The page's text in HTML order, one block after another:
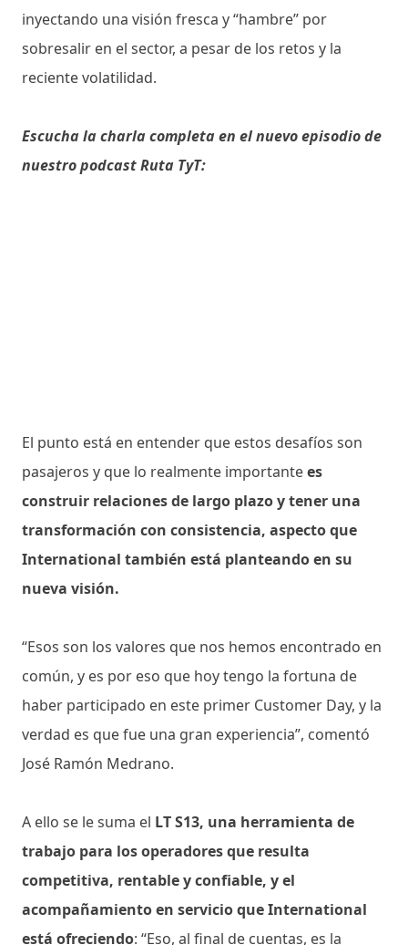
inyectando una visión fresca y “hambre” por
sobresalir en el sector, a pesar de los retos y la
reciente volatilidad.
Escucha la charla completa en el nuevo episodio de
nuestro podcast Ruta TyT:
El punto está en entender que estos desafíos son
pasajeros y que lo realmente importantees
construir relaciones de largo plazo y tener una
transformación con consistencia, aspecto que
International también está planteando en su
nueva visión.
“Esos son los valores que nos hemos encontrado en
común, y es por eso que hoy tengo la fortuna de
haber participado en este primer Customer Day, y la
verdad es que fue una gran experiencia”, comentó
José Ramón Medrano.
A ello se le suma el LT S13, una herramienta de
trabajo para los operadores que resulta
competitiva, rentable y confiable, y el
acompañamiento en servicio que International
está ofreciendo: “Eso, al final de cuentas, es la